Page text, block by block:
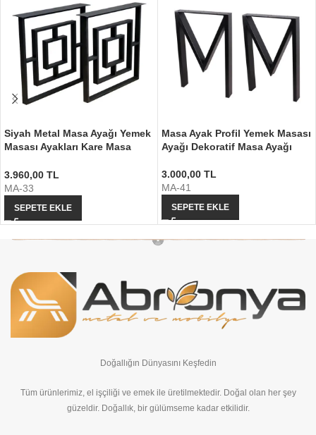
Siyah Metal Masa Ayağı Yemek
Masası Ayakları Kare Masa
3.960,00 TL
MA-33
SEPETE EKLE
Masa Ayak Profil Yemek Masası
Ayağı Dekoratif Masa Ayağı
3.000,00 TL
MA-41
SEPETE EKLE
Doğallığın Dünyasını Keşfedin
Tüm ürünlerimiz, el işçiliği ve emek ile üretilmektedir. Doğal olan her şey
güzeldir. Doğallık, bir gülümseme kadar etkilidir.